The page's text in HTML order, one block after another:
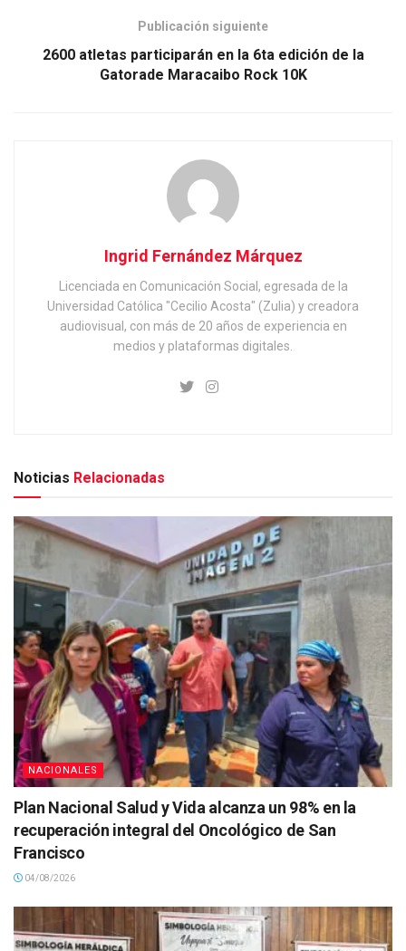
Publicación siguiente
2600 atletas participarán en la 6ta edición de la
Gatorade Maracaibo Rock 10K
Ingrid Fernández Márquez
Licenciada en Comunicación Social, egresada de la
Universidad Católica "Cecilio Acosta" (Zulia) y creadora
audiovisual, con más de 20 años de experiencia en
medios y plataformas digitales.
Noticias Relacionadas
NACIONALES
Plan Nacional Salud y Vida alcanza un 98% en la
recuperación integral del Oncológico de San
Francisco
04/08/2026